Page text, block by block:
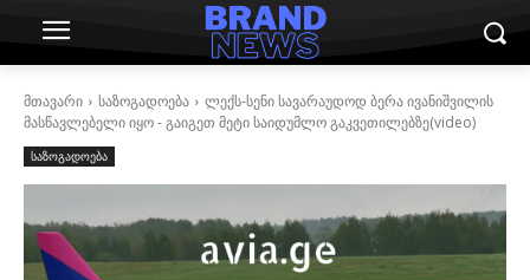
მთავარი საზოგადოება
ლექს-სენი სავარაუდოდ ბერა ივანიშვილის
მასწავლებელი იყო - გაიგეთ მეტი საიდუმლო გაკვეთილებზე(video)
საზოგადოება